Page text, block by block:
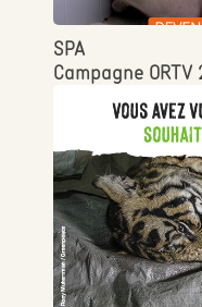
SPA
Campagne ORTV